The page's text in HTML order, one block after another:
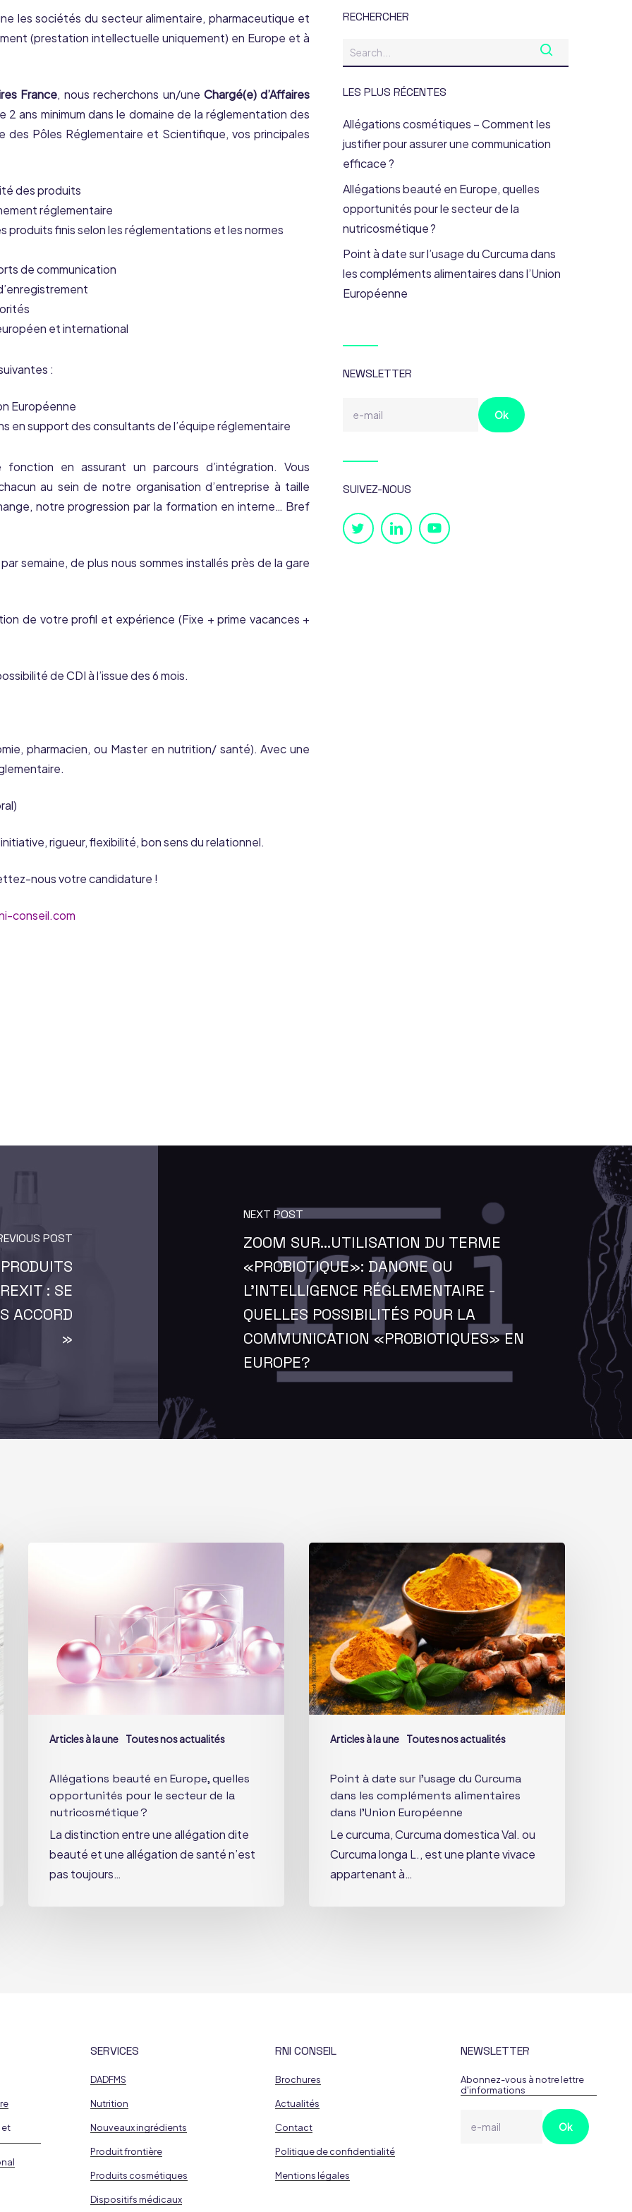
les sociétés du secteur alimentaire, pharmaceutique et
(prestation intellectuelle uniquement) en Europe et à
France, nous recherchons un/une Chargé(e) d’Affaires
2 ans minimum dans le domaine de la réglementation des
Pôles Réglementaire et Scientifique, vos principales
des produits
réglementaire
produits finis selon les réglementations et les normes
de communication
et international
:
Européenne
en support des consultants de l’équipe réglementaire
en assurant un parcours d’intégration. Vous
au sein de notre organisation d’entreprise à taille
notre progression par la formation en interne… Bref
semaine, de plus nous sommes installés près de la gare
de votre profil et expérience (Fixe + prime vacances +
de CDI à l’issue des 6 mois.
pharmacien, ou Master en nutrition/ santé). Avec une
rigueur, flexibilité, bon sens du relationnel.
nous votre candidature !
conseil.com
RECHERCHER
LES PLUS RÉCENTES
Allégations cosmétiques – Comment les
justifier pour assurer une communication
efficace ?
Allégations beauté en Europe, quelles
opportunités pour le secteur de la
nutricosmétique ?
Point à date sur l’usage du Curcuma dans
les compléments alimentaires dans l’Union
Européenne
NEWSLETTER
SUIVEZ-NOUS
POST
: SE
ACCORD
»
NEXT POST
ZOOM SUR...UTILISATION DU TERME
«PROBIOTIQUE»: DANONE OU
L’INTELLIGENCE RÉGLEMENTAIRE -
QUELLES POSSIBILITÉS POUR LA
COMMUNICATION «PROBIOTIQUES» EN
EUROPE?
Articles à la une Toutes nos actualités
opportunités
Allégations beauté en Europe, quelles
opportunités pour le secteur de la
nutricosmétique ?
La distinction entre une allégation dite
beauté et une allégation de santé n’est
pas toujours…
Articles à la une Toutes nos actualités
date
sur
l’usage
du
Curcuma
dans
les
l’Union
Européenne
Point à date sur l’usage du Curcuma
dans les compléments alimentaires
dans l’Union Européenne
Le curcuma, Curcuma domestica Val. ou
Curcuma longa L., est une plante vivace
appartenant à…
et
SERVICES
DADFMS
Nutrition
Nouveaux ingrédients
Produit frontière
Produits cosmétiques
Dispositifs médicaux
RNI CONSEIL
Brochures
Actualités
Contact
Politique de confidentialité
Mentions légales
NEWSLETTER
Abonnez-vous à notre lettre
d'informations